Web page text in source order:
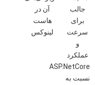
جالب
برای
سرعت
و
عملکرد
ASP.NetCore
نسبت به
آن در
هاست
لینوکس